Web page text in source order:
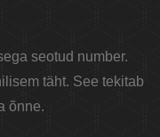
seotud number.
täht. See tekitab
õnne.